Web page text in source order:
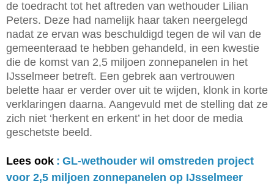
de toedracht tot het aftreden van wethouder Lilian
Peters. Deze had namelijk haar taken neergelegd
nadat ze ervan was beschuldigd tegen de wil van de
gemeenteraad te hebben gehandeld, in een kwestie
die de komst van 2,5 miljoen zonnepanelen in het
IJsselmeer betreft. Een gebrek aan vertrouwen
belette haar er verder over uit te wijden, klonk in korte
verklaringen daarna. Aangevuld met de stelling dat ze
zich niet ‘herkent en erkent’ in het door de media
geschetste beeld.
Lees ook : GL-wethouder wil omstreden project
voor 2,5 miljoen zonnepanelen op IJsselmeer